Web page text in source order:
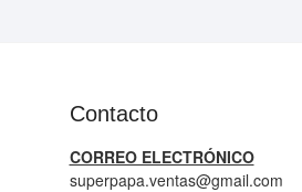
Contacto
CORREO ELECTRÓNICO
superpapa.ventas@gmail.com